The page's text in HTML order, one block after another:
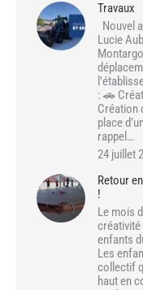
Travaux
Nouvel
Lucie
: 🚗
Création
place
rappel…
24 juillet
Retour
!
Le mois
créativité
enfants
Les
collectif
haut en